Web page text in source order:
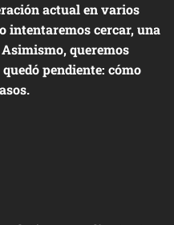
actual en varios
intentaremos cercar, una
queremos
pendiente: cómo